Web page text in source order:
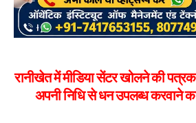
रानीखेत में मीडिया सेंटर खोलने की
अपनी निधि से धन उपलब्ध करवाने